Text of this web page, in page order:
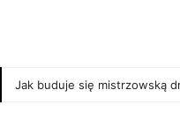
Jak buduje się mistrzowską